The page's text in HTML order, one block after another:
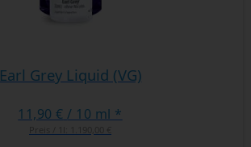
Earl Grey Liquid (VG)
11,90 € / 10 ml *